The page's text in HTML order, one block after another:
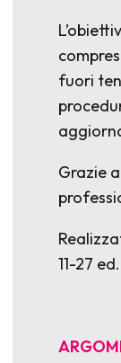
fuori
Grazie
11-27